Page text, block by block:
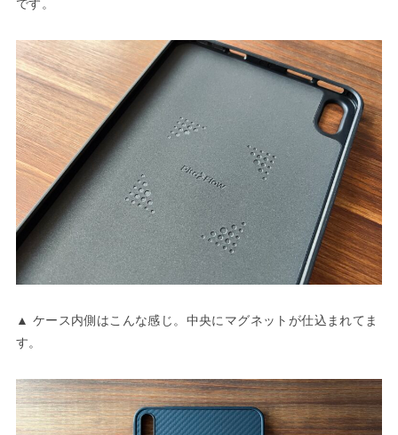
です。
▲ ケース内側はこんな感じ。中央にマグネットが仕込まれてま
す。